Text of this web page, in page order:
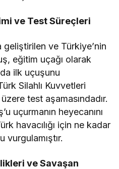
ve Test Süreçleri
geliştirilen ve Türkiye’nin
eğitim uçağı olarak
ilk uçuşunu
Silahlı Kuvvetleri
test aşamasındadır.
uçurmanın heyecanını
havacılığı için ne kadar
vurgulamıştır.
ve Savaşan